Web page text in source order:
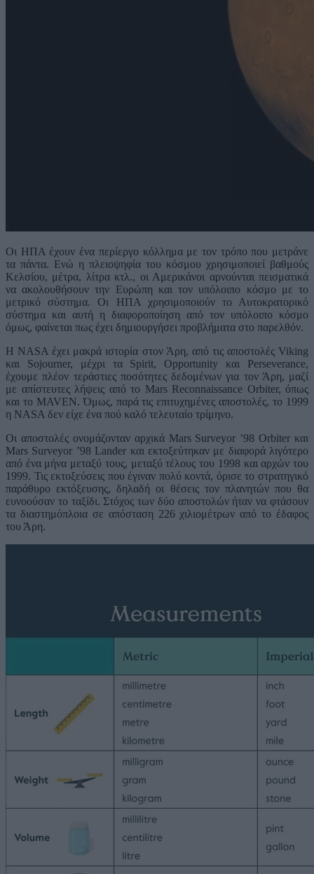
Οι ΗΠΑ έχουν ένα περίεργο κόλλημα με τον τρόπο που μετράνε
τα πάντα. Ενώ η πλειοψηφία του κόσμου χρησιμοποιεί βαθμούς
Κελσίου, μέτρα, λίτρα κτλ., οι Αμερικάνοι αρνούνται πεισματικά
να ακολουθήσουν την Ευρώπη και τον υπόλοιπο κόσμο με το
μετρικό σύστημα. Οι ΗΠΑ χρησιμοποιούν το Αυτοκρατορικό
σύστημα και αυτή η διαφοροποίηση από τον υπόλοιπο κόσμο
όμως, φαίνεται πως έχει δημιουργήσει προβλήματα στο παρελθόν.
Η NASA έχει μακρά ιστορία στον Άρη, από τις αποστολές Viking
και Sojourner, μέχρι τα Spirit, Opportunity και Perseverance,
έχουμε πλέον τεράστιες ποσότητες δεδομένων για τον Άρη, μαζί
με απίστευτες λήψεις από το Mars Reconnaissance Orbiter, όπως
και το MAVEN. Όμως, παρά τις επιτυχημένες αποστολές, το 1999
η NASA δεν είχε ένα πού καλό τελευταίο τρίμηνο.
Οι αποστολές ονομάζονταν αρχικά Mars Surveyor ’98 Orbiter και
Mars Surveyor ’98 Lander και εκτοξεύτηκαν με διαφορά λιγότερο
από ένα μήνα μεταξύ τους, μεταξύ τέλους του 1998 και αρχών του
1999. Τις εκτοξεύσεις που έγιναν πολύ κοντά, όρισε το στρατηγικό
παράθυρο εκτόξευσης, δηλαδή οι θέσεις τον πλανητών που θα
ευνοούσαν το ταξίδι. Στόχος των δύο αποστολών ήταν να φτάσουν
τα διαστημόπλοια σε απόσταση 226 χιλιομέτρων από το έδαφος
του Άρη.